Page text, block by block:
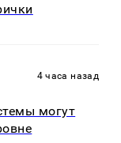
4 часа назад
могут